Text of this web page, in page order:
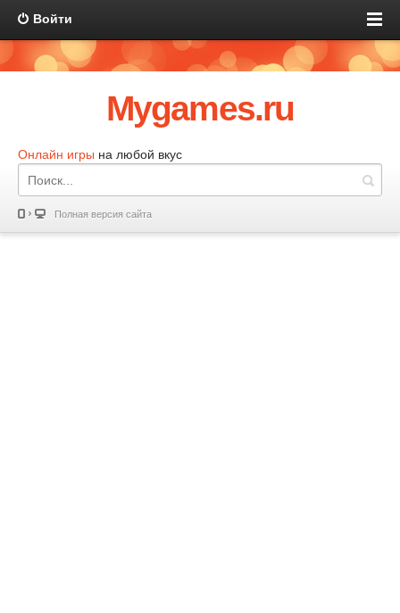
Войти
Mygames.ru
Онлайн игры на любой вкус
Полная версия сайта